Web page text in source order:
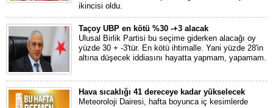
ikincisi oldu.
Taçoy UBP en kötü %30 -+3 alacak
Ulusal Birlik Partisi bu seçime giderken alacağı oy
yüzde 30 + -3'tür. En kötü ihtimalle. Yani yüzde 28'in
altına düşecek iddiasını hayatta yapmam, yapamam.
Hava sıcaklığı 41 dereceye kadar yükselecek
Meteoroloji Dairesi, hafta boyunca iç kesimlerde